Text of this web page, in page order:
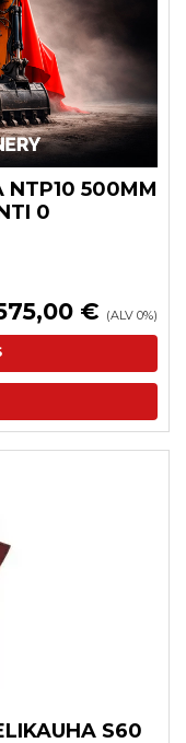
NTP10 500MM
0
€ (ALV 0%)
S60